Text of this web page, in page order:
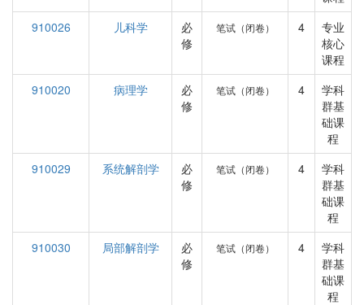
910026
儿科学
必
修
笔试（闭卷） 4
专业
核心
课程
910020
病理学
必
修
笔试（闭卷） 4
学科
群基
础课
程
910029
系统解剖学
必
修
笔试（闭卷） 4
学科
群基
础课
程
910030
局部解剖学
必
修
笔试（闭卷） 4
学科
群基
础课
程